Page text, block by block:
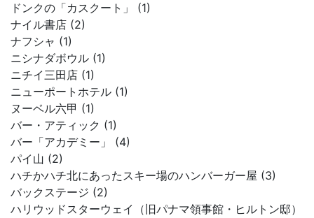
ドンクの「カスクート」 (1)
ナイル書店 (2)
ナフシャ (1)
ニシナダボウル (1)
ニチイ三田店 (1)
ニューポートホテル (1)
ヌーベル六甲 (1)
バー・アティック (1)
バー「アカデミー」 (4)
パイ山 (2)
ハチかハチ北にあったスキー場のハンバーガー屋 (3)
バックステージ (2)
ハリウッドスターウェイ（旧パナマ領事館・ヒルトン邸）